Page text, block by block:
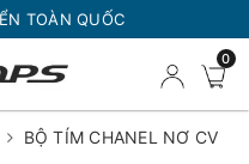
TOÀN QUỐC
0
BỘ TÍM CHANEL NƠ CV